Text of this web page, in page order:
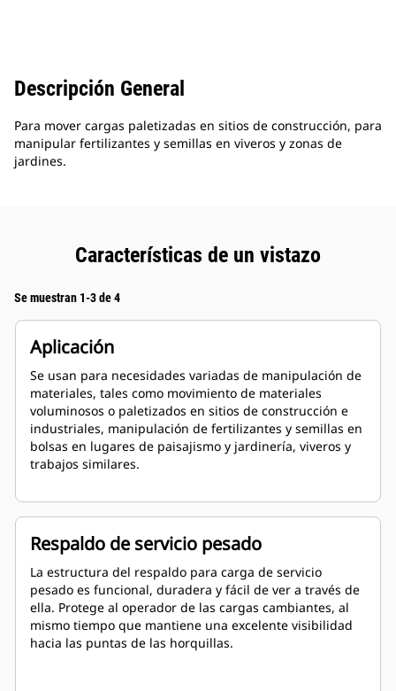
Descripción General
Para mover cargas paletizadas en sitios de construcción, para
manipular fertilizantes y semillas en viveros y zonas de
jardines.
Características de un vistazo
Se muestran 1-3 de 4
Aplicación
Se usan para necesidades variadas de manipulación de
materiales, tales como movimiento de materiales
voluminosos o paletizados en sitios de construcción e
industriales, manipulación de fertilizantes y semillas en
bolsas en lugares de paisajismo y jardinería, viveros y
trabajos similares.
Respaldo de servicio pesado
La estructura del respaldo para carga de servicio
pesado es funcional, duradera y fácil de ver a través de
ella. Protege al operador de las cargas cambiantes, al
mismo tiempo que mantiene una excelente visibilidad
hacia las puntas de las horquillas.